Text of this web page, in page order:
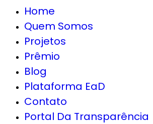
Home
Quem Somos
Projetos
Prêmio
Blog
Plataforma EaD
Contato
Portal Da Transparência